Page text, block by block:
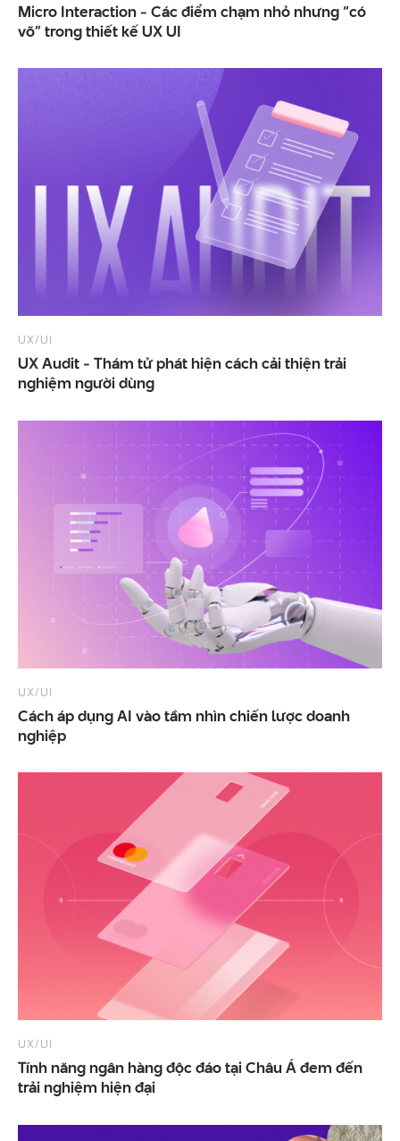
Micro Interaction - Các điểm chạm nhỏ nhưng “có
võ” trong thiết kế UX UI
UX/UI
UX Audit - Thám tử phát hiện cách cải thiện trải
nghiệm người dùng
UX/UI
Cách áp dụng AI vào tầm nhìn chiến lược doanh
nghiệp
UX/UI
Tính năng ngân hàng độc đáo tại Châu Á đem đến
trải nghiệm hiện đại